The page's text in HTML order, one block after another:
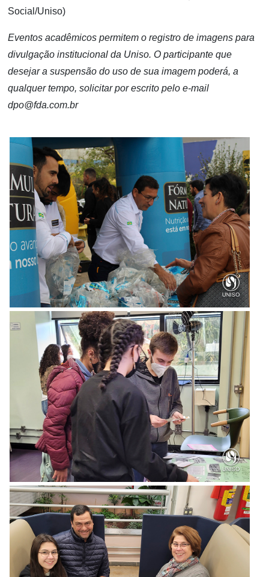
Social/Uniso)
Eventos acadêmicos permitem o registro de imagens para
divulgação institucional da Uniso. O participante que
desejar a suspensão do uso de sua imagem poderá, a
qualquer tempo, solicitar por escrito pelo e-mail
dpo@fda.com.br